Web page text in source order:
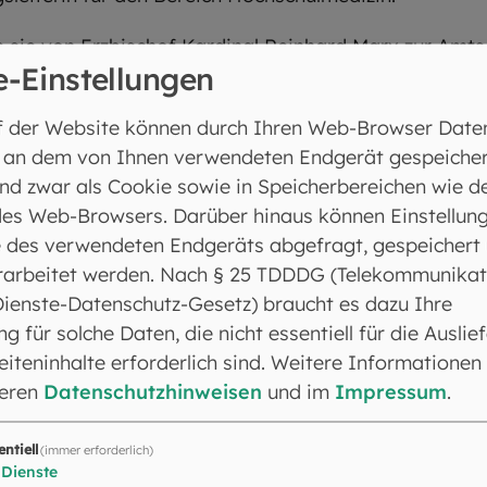
sie von Erzbischof Kardinal Reinhard Marx zur
Die Funktion wurde zu diesem Datum neu
Einstellungen
Website können durch Ihren Web-Browser
dem von Ihnen verwendeten Endgerät
zwar als Cookie sowie in Speicherbereichen wie
Web-Browsers. Darüber hinaus können
des verwendeten Endgeräts abgefragt, gespeichert
werden. Nach § 25 TDDDG
Datenschutz-Gesetz) braucht es dazu Ihre
für solche Daten, die nicht essentiell für die
erforderlich sind. Weitere Informationen
Datenschutzhinweisen und im Impressum.
(immer erforderlich)
Dienste